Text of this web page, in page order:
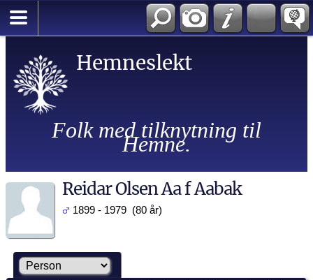
Hemneslekt
Folk med tilknytning til
Hemne.
Reidar Olsen Aa f Aabak
1899 - 1979 (80 år)